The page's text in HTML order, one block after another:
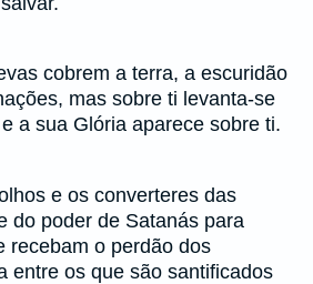
cobrem a terra, a escuridão
mas sobre ti levanta-se
e a sua Glória aparece sobre ti.
e os converteres das
do poder de Satanás para
recebam o perdão dos
entre os que são santificados